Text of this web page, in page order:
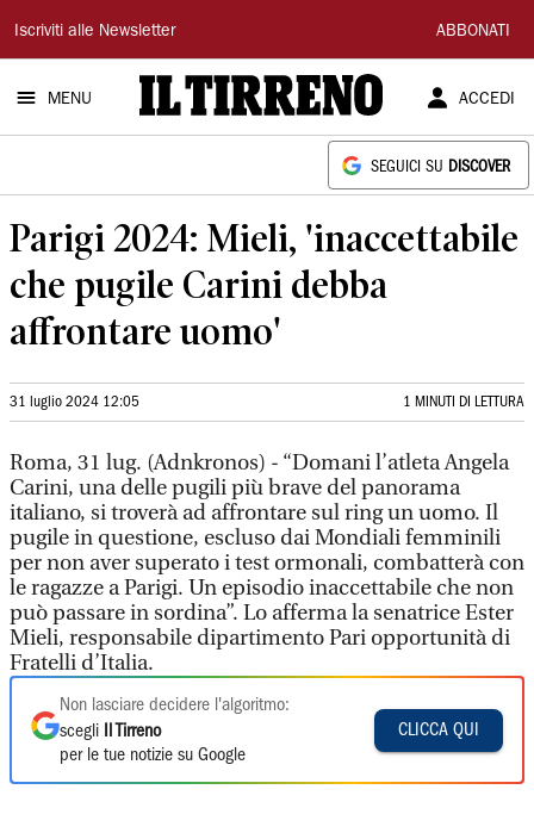
Il
Tirreno
Iscriviti alle Newsletter ABBONATI
MENU ACCEDI
SEGUICI SU DISCOVER
Parigi 2024: Mieli, 'inaccettabile
che pugile Carini debba
affrontare uomo'
31 luglio 2024 12:05 1 MINUTI DI LETTURA
Roma, 31 lug. (Adnkronos) - “Domani l’atleta Angela
Carini, una delle pugili più brave del panorama
italiano, si troverà ad affrontare sul ring un uomo. Il
pugile in questione, escluso dai Mondiali femminili
per non aver superato i test ormonali, combatterà con
le ragazze a Parigi. Un episodio inaccettabile che non
può passare in sordina”. Lo afferma la senatrice Ester
Mieli, responsabile dipartimento Pari opportunità di
Fratelli d’Italia.
Non lasciare decidere l'algoritmo:
scegli
Il Tirreno
per le tue notizie su Google
CLICCA QUI